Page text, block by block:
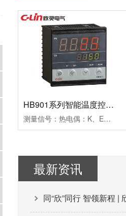
HB901系列智能温度控制仪
测量信号：热电偶：K、E、J；热电阻：Pt100、Cu50控制方式：二位式继电器通断控制PID调节继电器通断控制；PID调节驱动SSR电压控制报警方式：一组报警继电器触点输出二组报警继电器触点输出工作电源：AC100~240V外形尺寸：96×96×78mm开孔尺寸：92×92mm附加功能：通讯功能、变送功能典型应用：用于挤塑机、回流焊机、鞋机等控温场合备注：多种传感器输入用户任意设定
最新资讯
同“欣”同行 智领新程 |